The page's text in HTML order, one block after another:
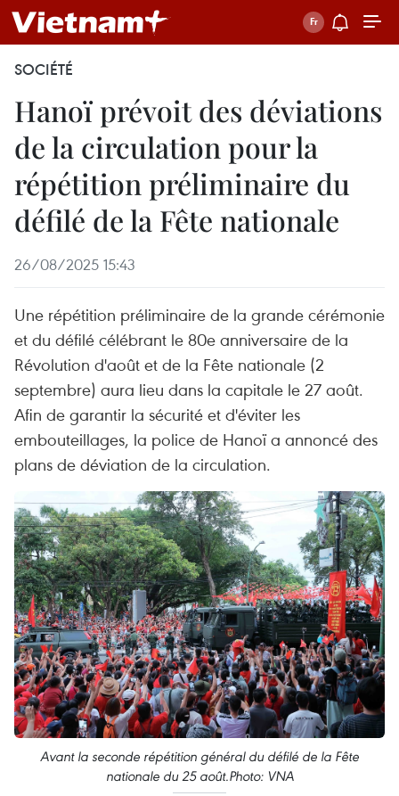
SOCIÉTÉ
Hanoï prévoit des déviations
de la circulation pour la
répétition préliminaire du
défilé de la Fête nationale
26/08/2025 15:43
Une répétition préliminaire de la grande cérémonie
et du défilé célébrant le 80e anniversaire de la
Révolution d'août et de la Fête nationale (2
septembre) aura lieu dans la capitale le 27 août.
Afin de garantir la sécurité et d'éviter les
embouteillages, la police de Hanoï a annoncé des
plans de déviation de la circulation.
Avant la seconde répétition général du défilé de la Fête
nationale du 25 août.Photo: VNA